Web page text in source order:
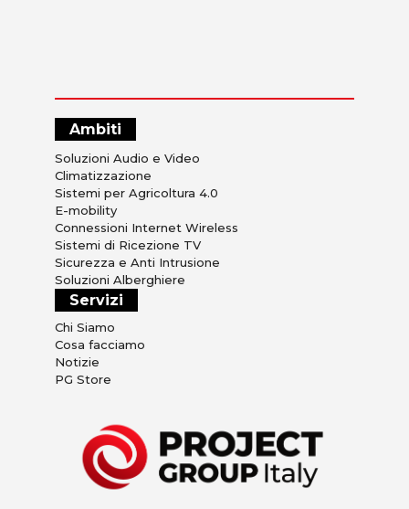
Ambiti
Soluzioni Audio e Video
Climatizzazione
Sistemi per Agricoltura 4.0
E-mobility
Connessioni Internet Wireless
Sistemi di Ricezione TV
Sicurezza e Anti Intrusione
Soluzioni Alberghiere
Servizi
Chi Siamo
Cosa facciamo
Notizie
PG Store